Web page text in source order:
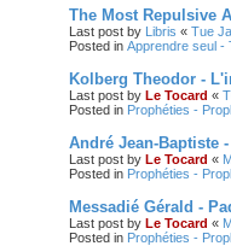
The Most Repulsive
Last post by Libris « Tue
Posted in Apprendre seul -
Kolberg Theodor -
Last post by Le Tocard «
Posted in Prophéties -
André Jean-Baptiste
Last post by Le Tocard «
Posted in Prophéties -
Messadié Gérald -
Last post by Le Tocard «
Posted in Prophéties -